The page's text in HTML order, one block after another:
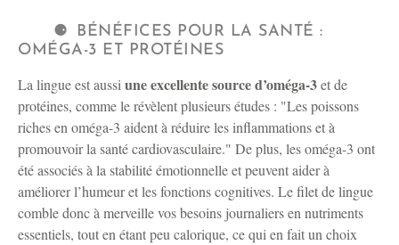
BÉNÉFICES POUR LA SANTÉ :
OMÉGA-3 ET PROTÉINES
La lingue est aussi une excellente source d’oméga-3et de
protéines, comme le révèlent plusieurs études : Les poissons
riches en oméga-3 aident à réduire les inflammations et à
promouvoir la santé cardiovasculaire. De plus, les oméga-3 ont
été associés à la stabilité émotionnelle et peuvent aider à
améliorer l’humeur et les fonctions cognitives. Le filet de lingue
comble donc à merveille vos besoins journaliers en nutriments
essentiels, tout en étant peu calorique, ce qui en fait un choix